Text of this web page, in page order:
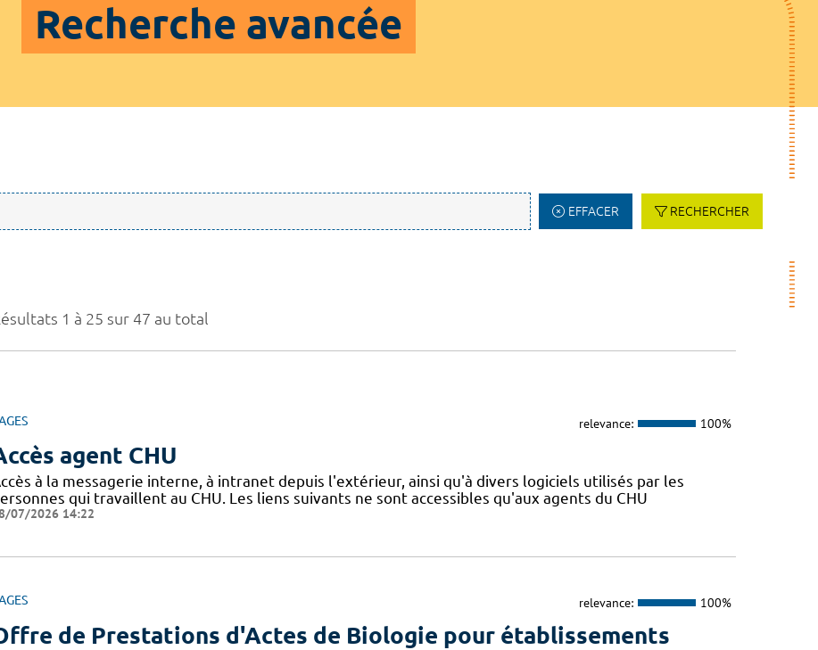
Recherche avancée
EFFACER RECHERCHER
1 à 25 sur 47 au total
relevance: 100%
agent CHU
à la messagerie interne, à intranet depuis l'extérieur, ainsi qu'à divers logiciels utilisés par les
qui travaillent au CHU. Les liens suivants ne sont accessibles qu'aux agents du CHU
07/2026 14:22
relevance: 100%
de Prestations d'Actes de Biologie pour établissements